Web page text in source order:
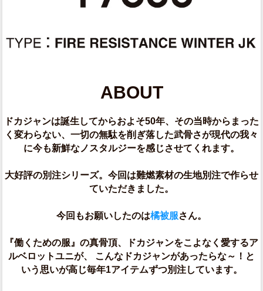
ABOUT
ドカジャンは誕生してからおよそ50年、その当時からまった
く変わらない、一切の無駄を削ぎ落した武骨さが現代の我々
に今も新鮮なノスタルジーを感じさせてくれます。
大好評の別注シリーズ。今回は難燃素材の生地別注で作らせ
ていただきました。
今回もお願いしたのは橘被服さん。
『働くための服』の真骨頂、ドカジャンをこよなく愛するア
ルベロットユニが、 こんなドカジャンがあったらな～！と
いう思いが高じ毎年1アイテムずつ別注しています。